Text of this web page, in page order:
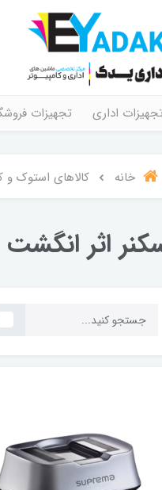
اداری تجهیزات
خانه کالاهای استوک و
اثر انگشت